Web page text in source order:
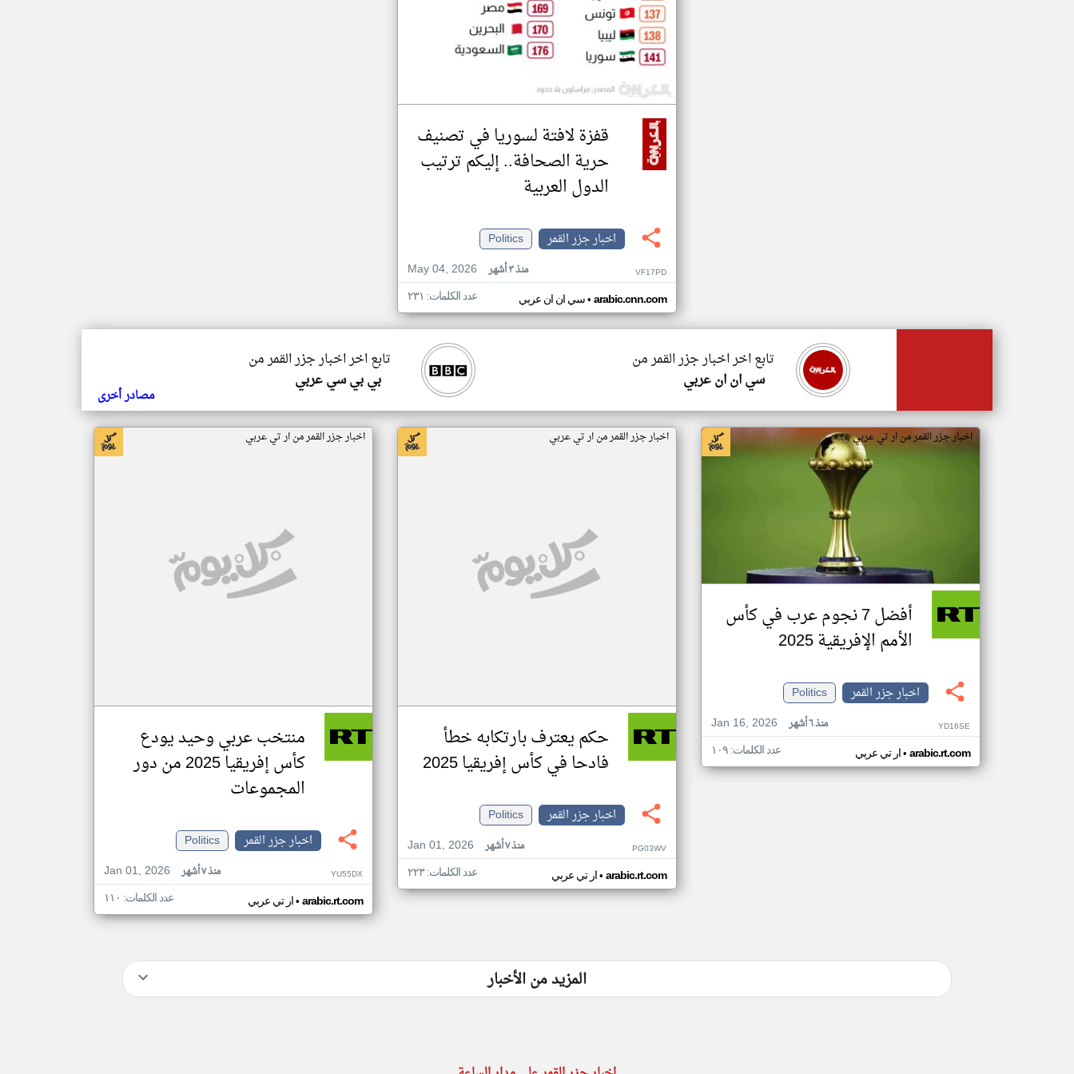
قفزة لافتة لسوريا في تصنيف
حرية الصحافة.. إليكم ترتيب
الدول العربية
اخبار جزر القمر
Politics
May 04, 2026
منذ ٣ أشهر VF17PD
سي ان ان عربي• arabic.cnn.com عدد الكلمات: ٢٣١
تابع اخر اخبار جزر القمر من
بي بي سي عربي
تابع اخر اخبار جزر القمر من
سي ان ان عربي
مصادر أخرى
اخبار جزر القمر من ار تي عربي
أفضل 7 نجوم عرب في كأس
الأمم الإفريقية 2025
اخبار جزر القمر
Politics
Jan 16, 2026
منذ ٦ أشهر YD16SE
ار تي عربي• arabic.rt.com عدد الكلمات: ١٠٩
اخبار جزر القمر من ار تي عربي
حكم يعترف بارتكابه خطأ
فادحا في كأس إفريقيا 2025
اخبار جزر القمر
Politics
Jan 01, 2026
منذ ٧ أشهر PG03WV
ار تي عربي• arabic.rt.com عدد الكلمات: ٢٢٣
اخبار جزر القمر من ار تي عربي
منتخب عربي وحيد يودع
كأس إفريقيا 2025 من دور
المجموعات
اخبار جزر القمر
Politics
Jan 01, 2026
منذ ٧ أشهر YU55DX
ار تي عربي• arabic.rt.com عدد الكلمات: ١١٠
المزيد من الأخبار